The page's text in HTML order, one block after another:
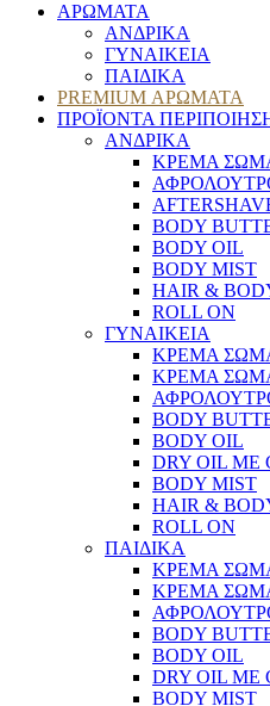
ΑΡΩΜΑΤΑ
ΑΝΔΡΙΚΑ
ΓΥΝΑΙΚΕΙΑ
ΠΑΙΔΙΚΑ
PREMIUM ΑΡΩΜΑΤΑ
ΠΡΟΪΟΝΤΑ
ΑΝΔΡΙΚΑ
ΚΡΕΜΑ
BODY
BODY OIL
BODY MIST
HAIR &
ROLL ON
ΓΥΝΑΙΚΕΙΑ
ΚΡΕΜΑ
ΚΡΕΜΑ
BODY
BODY OIL
DRY OIL ΜΕ
BODY MIST
HAIR &
ROLL ON
ΠΑΙΔΙΚΑ
ΚΡΕΜΑ
ΚΡΕΜΑ
BODY
BODY OIL
DRY OIL ΜΕ
BODY MIST